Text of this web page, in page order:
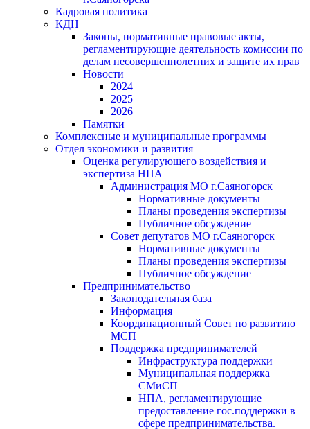
Кадровая политика
КДН
Законы, нормативные правовые акты,
регламентирующие деятельность комиссии по
делам несовершеннолетних и защите их прав
Новости
2024
2025
2026
Памятки
Комплексные и муниципальные программы
Отдел экономики и развития
Оценка регулирующего воздействия и
экспертиза НПА
Администрация МО г.Саяногорск
Нормативные документы
Планы проведения экспертизы
Публичное обсуждение
Совет депутатов МО г.Саяногорск
Нормативные документы
Планы проведения экспертизы
Публичное обсуждение
Предпринимательство
Законодательная база
Информация
Координационный Совет по развитию
МСП
Поддержка предпринимателей
Инфраструктура поддержки
Муниципальная поддержка
СМиСП
НПА, регламентирующие
предоставление гос.поддержки в
сфере предпринимательства.